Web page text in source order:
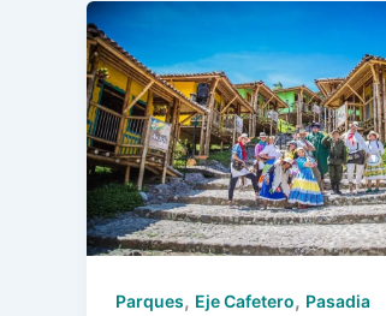
Parques, Eje Cafetero, Pasadia